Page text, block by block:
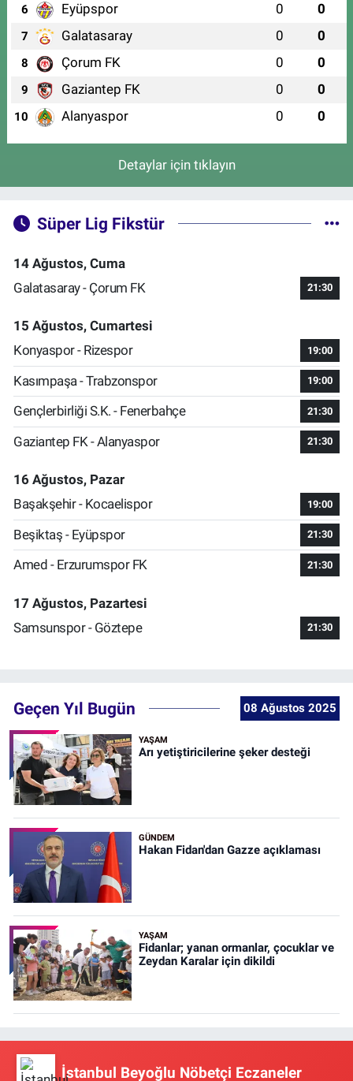
6 Eyüpspor 0 0
7 Galatasaray 0 0
8 Çorum FK 0 0
9 Gaziantep FK 0 0
10 Alanyaspor 0 0
Detaylar için tıklayın
Süper Lig Fikstür
14 Ağustos, Cuma
Galatasaray - Çorum FK
21:30
15 Ağustos, Cumartesi
Konyaspor - Rizespor
19:00
Kasımpaşa - Trabzonspor 19:00
Gençlerbirliği S.K. - Fenerbahçe 21:30
Gaziantep FK - Alanyaspor 21:30
16 Ağustos, Pazar
Başakşehir - Kocaelispor
19:00
Beşiktaş - Eyüpspor 21:30
Amed - Erzurumspor FK 21:30
17 Ağustos, Pazartesi
Samsunspor - Göztepe
21:30
Geçen Yıl Bugün 08 Ağustos 2025
YAŞAM
Arı yetiştiricilerine şeker desteği
GÜNDEM
Hakan Fidan'dan Gazze açıklaması
YAŞAM
Fidanlar; yanan ormanlar, çocuklar ve
Zeydan Karalar için dikildi
İstanbul Beyoğlu Nöbetçi Eczaneler